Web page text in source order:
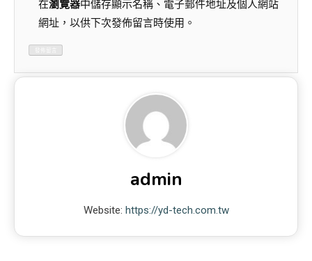
在瀏覽器中儲存顯示名稱、電子郵件地址及個人網站
網址，以供下次發佈留言時使用。
admin
Website: https://yd-tech.com.tw